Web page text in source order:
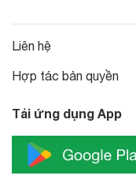
Liên hệ
Hợp tác bản quyền
Tải ứng dụng App